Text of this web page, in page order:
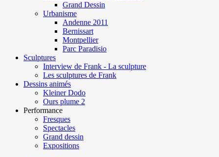
Grand Dessin
Urbanisme
Andenne 2011
Bernissart
Montpellier
Parc Paradisio
Sculptures
Interview de Frank - La sculpture
Les sculptures de Frank
Dessins animés
Kleiner Dodo
Ours plume 2
Performance
Fresques
Spectacles
Grand dessin
Expositions